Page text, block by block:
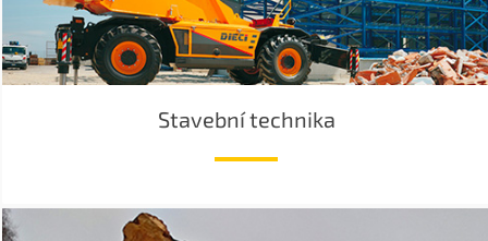
Stavební technika